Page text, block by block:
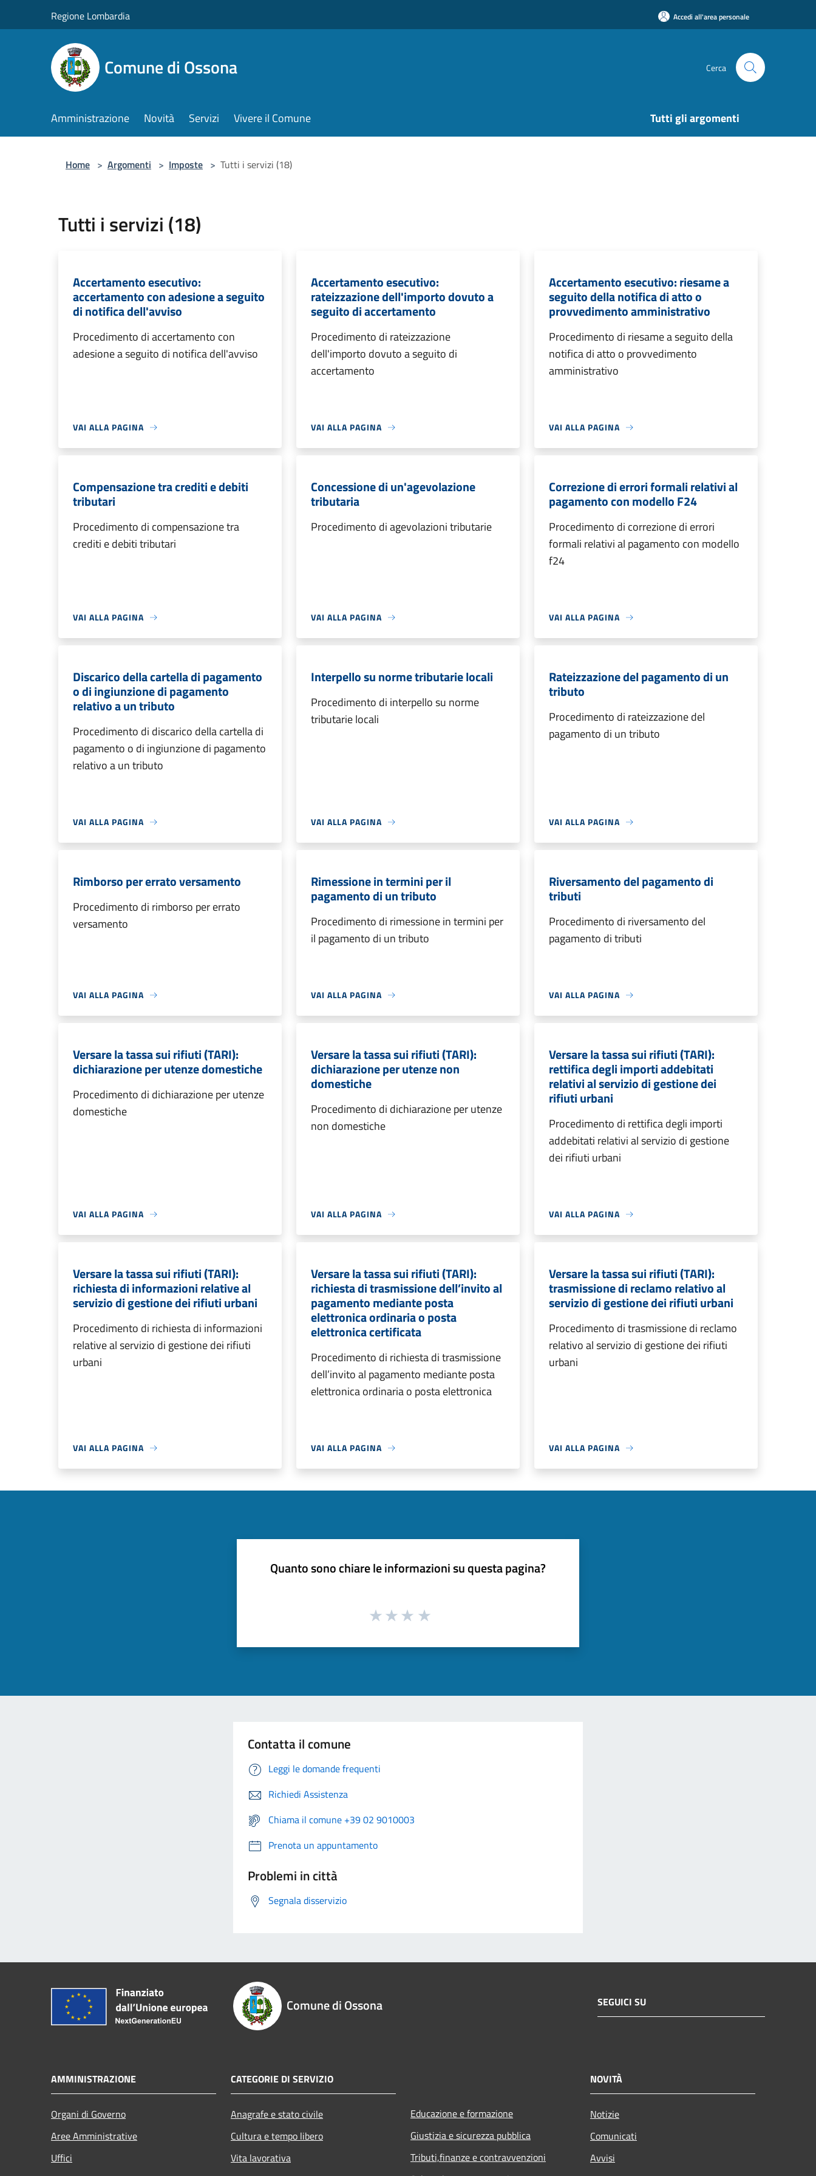
Regione Lombardia Accedi all'area personale
Comune di Ossona Cerca
Amministrazione Novità Servizi Vivere il Comune Tutti gli argomenti
Home > Argomenti > Imposte > Tutti i servizi (18)
Tutti i servizi (18)
Accertamento esecutivo:
accertamento con adesione a seguito
di notifica dell'avviso
Procedimento di accertamento con
adesione a seguito di notifica dell'avviso
VAI ALLA PAGINA
Accertamento esecutivo:
rateizzazione dell'importo dovuto a
seguito di accertamento
Procedimento di rateizzazione
dell'importo dovuto a seguito di
accertamento
VAI ALLA PAGINA
Accertamento esecutivo: riesame a
seguito della notifica di atto o
provvedimento amministrativo
Procedimento di riesame a seguito della
notifica di atto o provvedimento
amministrativo
VAI ALLA PAGINA
Compensazione tra crediti e debiti
tributari
Procedimento di compensazione tra
crediti e debiti tributari
VAI ALLA PAGINA
Concessione di un'agevolazione
tributaria
Procedimento di agevolazioni tributarie
VAI ALLA PAGINA
Correzione di errori formali relativi al
pagamento con modello F24
Procedimento di correzione di errori
formali relativi al pagamento con modello
f24
VAI ALLA PAGINA
Discarico della cartella di pagamento
o di ingiunzione di pagamento
relativo a un tributo
Procedimento di discarico della cartella di
pagamento o di ingiunzione di pagamento
relativo a un tributo
VAI ALLA PAGINA
Interpello su norme tributarie locali
Procedimento di interpello su norme
tributarie locali
VAI ALLA PAGINA
Rateizzazione del pagamento di un
tributo
Procedimento di rateizzazione del
pagamento di un tributo
VAI ALLA PAGINA
Rimborso per errato versamento
Procedimento di rimborso per errato
versamento
VAI ALLA PAGINA
Rimessione in termini per il
pagamento di un tributo
Procedimento di rimessione in termini per
il pagamento di un tributo
VAI ALLA PAGINA
Riversamento del pagamento di
tributi
Procedimento di riversamento del
pagamento di tributi
VAI ALLA PAGINA
Versare la tassa sui rifiuti (TARI):
dichiarazione per utenze domestiche
Procedimento di dichiarazione per utenze
domestiche
VAI ALLA PAGINA
Versare la tassa sui rifiuti (TARI):
dichiarazione per utenze non
domestiche
Procedimento di dichiarazione per utenze
non domestiche
VAI ALLA PAGINA
Versare la tassa sui rifiuti (TARI):
rettifica degli importi addebitati
relativi al servizio di gestione dei
rifiuti urbani
Procedimento di rettifica degli importi
addebitati relativi al servizio di gestione
dei rifiuti urbani
VAI ALLA PAGINA
Versare la tassa sui rifiuti (TARI):
richiesta di informazioni relative al
servizio di gestione dei rifiuti urbani
Procedimento di richiesta di informazioni
relative al servizio di gestione dei rifiuti
urbani
VAI ALLA PAGINA
Versare la tassa sui rifiuti (TARI):
richiesta di trasmissione dell’invito al
pagamento mediante posta
elettronica ordinaria o posta
elettronica certificata
Procedimento di richiesta di trasmissione
dell’invito al pagamento mediante posta
elettronica ordinaria o posta elettronica
VAI ALLA PAGINA
Versare la tassa sui rifiuti (TARI):
trasmissione di reclamo relativo al
servizio di gestione dei rifiuti urbani
Procedimento di trasmissione di reclamo
relativo al servizio di gestione dei rifiuti
urbani
VAI ALLA PAGINA
Quanto sono chiare le informazioni su questa pagina?
Contatta il comune
Leggi le domande frequenti
Richiedi Assistenza
Chiama il comune +39 02 9010003
Prenota un appuntamento
Problemi in città
Segnala disservizio
Comune di Ossona SEGUICI SU
AMMINISTRAZIONE
Organi di Governo
Aree Amministrative
Uffici
CATEGORIE DI SERVIZIO
Anagrafe e stato civile
Cultura e tempo libero
Vita lavorativa
Educazione e formazione
Giustizia e sicurezza pubblica
Tributi,finanze e contravvenzioni
NOVITÀ
Notizie
Comunicati
Avvisi